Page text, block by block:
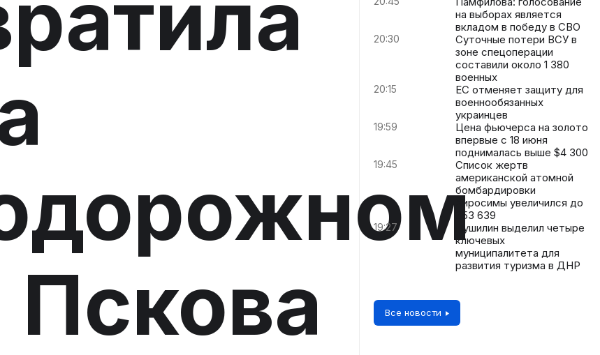
Пскова
на выборах является
вкладом в победу в СВО
20:30
Суточные потери ВСУ в
зоне спецоперации
составили около 1 380
военных
20:15
ЕС отменяет защиту для
военнообязанных
украинцев
19:59
Цена фьючерса на золото
впервые с 18 июня
поднималась выше $4 300
19:45
Список жертв
американской атомной
бомбардировки
Хиросимы увеличился до
353 639
19:27
Пушилин выделил четыре
ключевых
муниципалитета для
развития туризма в ДНР
Все новости